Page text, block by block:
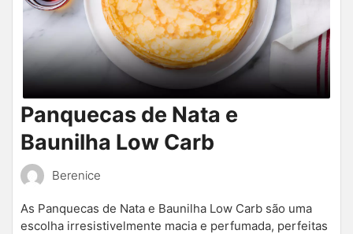
Panquecas de Nata e
Baunilha Low Carb
Berenice
As Panquecas de Nata e Baunilha Low Carb são uma
escolha irresistivelmente macia e perfumada, perfeitas